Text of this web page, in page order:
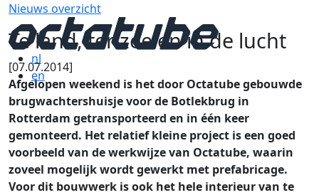
nl
en
Nieuws overzicht
Te land, ter zee en in de lucht
[07.07.2014]
Afgelopen weekend is het door Octatube gebouwde
brugwachtershuisje voor de Botlekbrug in
Rotterdam getransporteerd en in één keer
gemonteerd. Het relatief kleine project is een goed
voorbeeld van de werkwijze van Octatube, waarin
zoveel mogelijk wordt gewerkt met prefabricage.
Voor dit bouwwerk is ook het hele interieur van te